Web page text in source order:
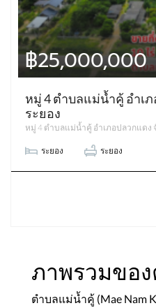
฿25,000,000
หมู่ 4 ตำบลแม่น้ำคู้ อำเ
ระยอง
หมู่ 4 ตำบลแม่น้ำคู้ อำเภอปลวกแดง
ระยอง ระยอง
ภาพรวมขอ
ตำบลแม่น้ำคู้ (Mae Nam